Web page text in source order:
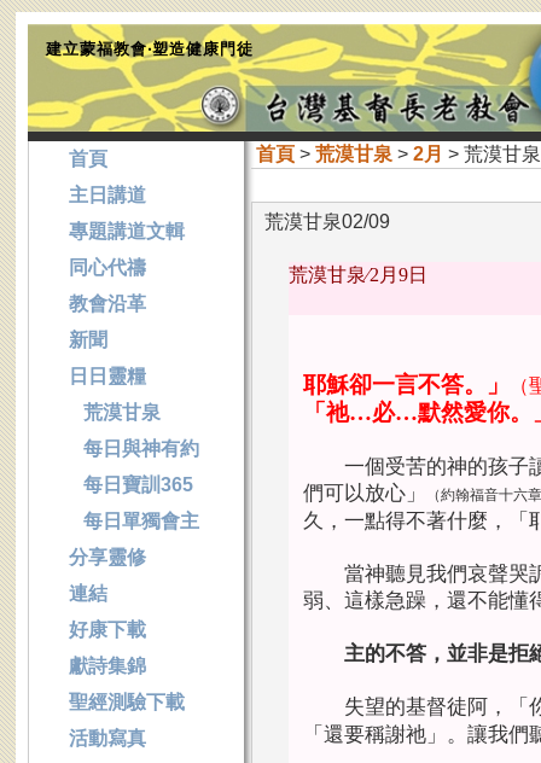
建立蒙福教會‧塑造健康門徒
首頁> 荒漠甘泉 > 2月 > 荒漠甘
荒漠甘泉02/09
荒漠甘泉∕2月9日
耶穌卻一言不答。」
「祂…必…默然愛你。
一個受苦的神的孩子讀
們可以放心」
（約翰福音十六
久，一點得不著什麼，「
當神聽見我們哀聲哭訴
弱、這樣急躁，還不能懂
主的不答，並非是拒
失望的基督徒阿，「
「還要稱謝祂」。讓我
首頁
主日講道
專題講道文輯
同心代禱
教會沿革
新聞
日日靈糧
荒漠甘泉
每日與神有約
每日寶訓365
每日單獨會主
分享靈修
連結
好康下載
獻詩集錦
聖經測驗下載
活動寫真